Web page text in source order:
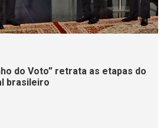
do Voto” retrata as etapas do
brasileiro